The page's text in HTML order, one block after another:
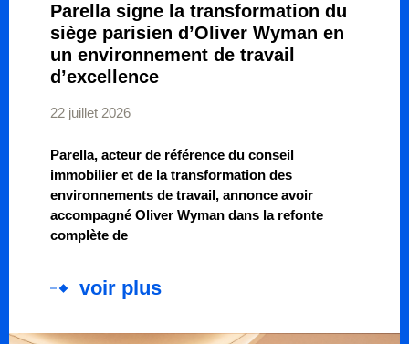
Parella signe la transformation du
siège parisien d’Oliver Wyman en
un environnement de travail
d’excellence
22 juillet 2026
Parella, acteur de référence du conseil
immobilier et de la transformation des
environnements de travail, annonce avoir
accompagné Oliver Wyman dans la refonte
complète de
voir plus